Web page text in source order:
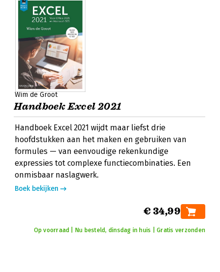
Wim de Groot
Handboek Excel 2021
Handboek Excel 2021 wijdt maar liefst drie
hoofdstukken aan het maken en gebruiken van
formules — van eenvoudige rekenkundige
expressies tot complexe functiecombinaties. Een
onmisbaar naslagwerk.
Boek bekijken
€ 34,99
Op voorraad | Nu besteld, dinsdag in huis | Gratis verzonden